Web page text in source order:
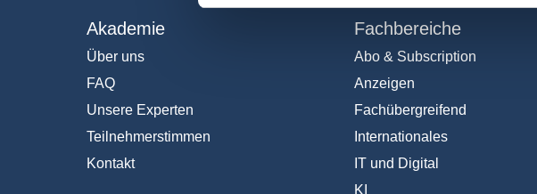
Akademie
Über uns
FAQ
Unsere Experten
Teilnehmerstimmen
Kontakt
Fachbereiche
Abo & Subscription
Anzeigen
Fachübergreifend
Internationales
IT und Digital
KI